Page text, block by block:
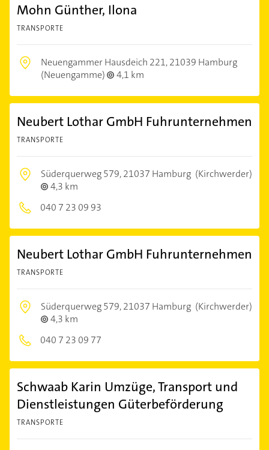
Mohn Günther, Ilona
TRANSPORTE
Neuengammer Hausdeich 221,21039 Hamburg
(Neuengamme)
4,1 km
Neubert Lothar GmbH Fuhrunternehmen
TRANSPORTE
Süderquerweg 579,21037 Hamburg (Kirchwerder)
4,3 km
040 7 23 09 93
Neubert Lothar GmbH Fuhrunternehmen
TRANSPORTE
Süderquerweg 579,21037 Hamburg (Kirchwerder)
4,3 km
040 7 23 09 77
Schwaab Karin Umzüge, Transport und
Dienstleistungen Güterbeförderung
TRANSPORTE